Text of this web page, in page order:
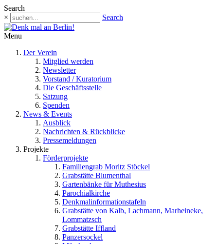
Search
×
Search
Menu
Der Verein
Mitglied werden
Newsletter
Vorstand / Kuratorium
Die Geschäftsstelle
Satzung
Spenden
News & Events
Ausblick
Nachrichten & Rückblicke
Pressemeldungen
Projekte
Förderprojekte
Familiengrab Moritz Stöckel
Grabstätte Blumenthal
Gartenbänke für Muthesius
Parochialkirche
Denkmalinformationstafeln
Grabstätte von Kalb, Lachmann, Marheineke,
Lommatzsch
Grabstätte Iffland
Panzersockel